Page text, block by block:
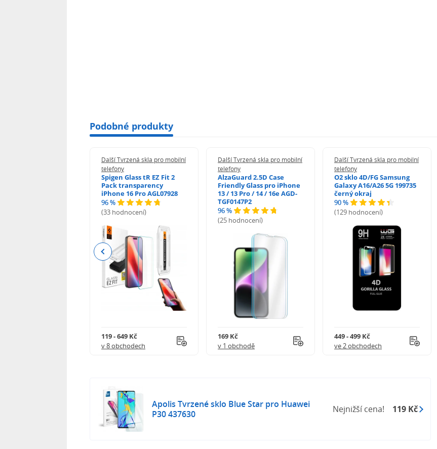
Podobné produkty
Další Tvrzená skla pro mobilní
telefony
Spigen Glass tR EZ Fit 2
Pack transparency
iPhone 16 Pro AGL07928
96 %
(33 hodnocení)
119 - 649 Kč
v 8 obchodech
Další Tvrzená skla pro mobilní
telefony
AlzaGuard 2.5D Case
Friendly Glass pro iPhone
13 / 13 Pro / 14 / 16e AGD-
TGF0147P2
96 %
(25 hodnocení)
169 Kč
v 1 obchodě
Další Tvrzená skla pro mobilní
telefony
O2 sklo 4D/FG Samsung
Galaxy A16/A26 5G 199735
černý okraj
90 %
(129 hodnocení)
449 - 499 Kč
ve 2 obchodech
Previous
Apolis Tvrzené sklo Blue Star pro Huawei
P30 437630
Nejnižší cena! 119 Kč